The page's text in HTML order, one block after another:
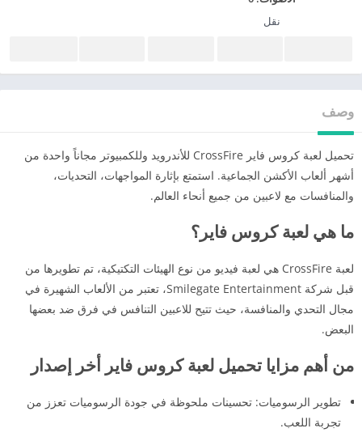
نقل
وصف
تحميل لعبة كروس فاير CrossFire للأندرويد وللكمبيوتر مجاناً واحدة من
أشهر ألعاب الأكشن الجماعية. استمتع بإثارة المواجهات، التحديات،
والمنافسات مع لاعبين من جميع أنحاء العالم.
ما هي لعبة كروس فاير؟
لعبة CrossFire هي لعبة فيديو من نوع الهيئات التكتيكية، تم تطويرها من
قبل شركة Smilegate Entertainment، تعتبر من الألعاب الشهيرة في
مجال التحدي والمنافسة، حيث تتيح للاعبين التنافس في فرق ضد بعضها
البعض.
من أهم مزايا تحميل لعبة كروس فاير أخر إصدار
تطوير الرسوميات: تحسينات ملحوظة في جودة الرسوميات تعزز من
تجربة اللعب.